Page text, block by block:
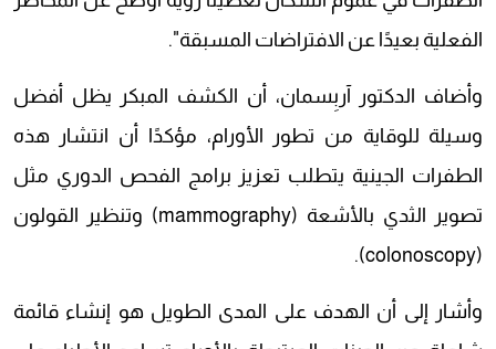
الفعلية بعيدًا عن الافتراضات المسبقة".
وأضاف الدكتور آربِسمان، أن الكشف المبكر يظل أفضل
وسيلة للوقاية من تطور الأورام، مؤكدًا أن انتشار هذه
الطفرات الجينية يتطلب تعزيز برامج الفحص الدوري مثل
تصوير الثدي بالأشعة (mammography) وتنظير القولون
(colonoscopy).
وأشار إلى أن الهدف على المدى الطويل هو إنشاء قائمة